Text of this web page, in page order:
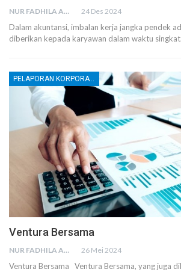
NUR FADHILA AMRI, SE., AK., M.SI 24 Des 2024
Dalam akuntansi, imbalan kerja jangka pendek
diberikan kepada karyawan dalam waktu singkat
PELAPORAN KORPORATE
Ventura Bersama
NUR FADHILA AMRI, SE., AK., M.SI 26 Mei 2024
Ventura Bersama Ventura Bersama, yang juga